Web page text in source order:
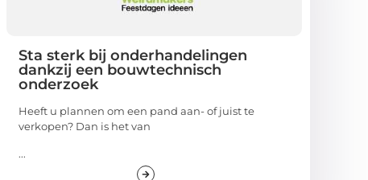
Sta sterk bij onderhandelingen
dankzij een bouwtechnisch
onderzoek
Heeft u plannen om een pand aan- of juist te
verkopen? Dan is het van
...